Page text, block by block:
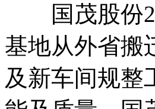
国茂股份
基地从外省搬
及新车间规整